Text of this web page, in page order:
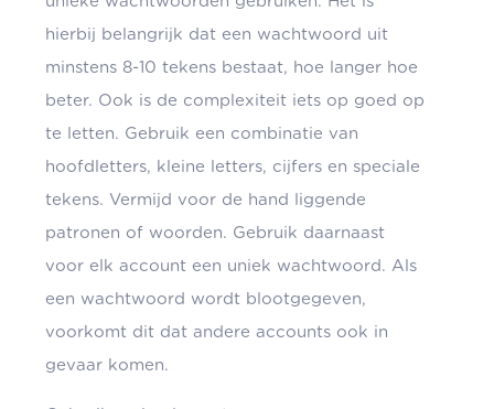
hierbij belangrijk dat een wachtwoord uit
minstens 8-10 tekens bestaat, hoe langer hoe
beter. Ook is de complexiteit iets op goed op
te letten. Gebruik een combinatie van
hoofdletters, kleine letters, cijfers en speciale
tekens. Vermijd voor de hand liggende
patronen of woorden. Gebruik daarnaast
voor elk account een uniek wachtwoord. Als
een wachtwoord wordt blootgegeven,
voorkomt dit dat andere accounts ook in
gevaar komen.